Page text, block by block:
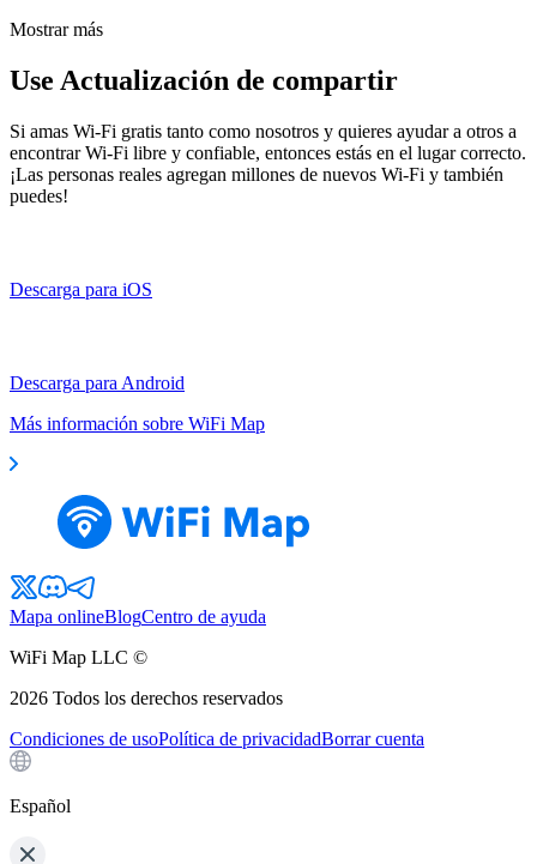
Mostrar más
Use Actualización de compartir
Si amas Wi-Fi gratis tanto como nosotros y quieres ayudar a otros a
encontrar Wi-Fi libre y confiable, entonces estás en el lugar correcto.
¡Las personas reales agregan millones de nuevos Wi-Fi y también
puedes!
Descarga para iOS
Descarga para Android
Más información sobre WiFi Map
Mapa onlineBlogCentro de ayuda
WiFi Map LLC ©
2026 Todos los derechos reservados
Condiciones de usoPolítica de privacidadBorrar cuenta
Español